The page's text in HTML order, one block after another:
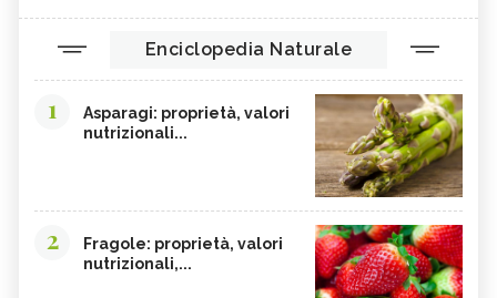
Enciclopedia Naturale
1
Asparagi: proprietà, valori
nutrizionali...
2
Fragole: proprietà, valori
nutrizionali,...